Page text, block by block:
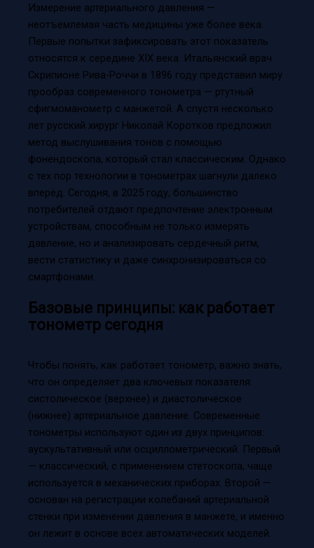
Измерение артериального давления —
неотъемлемая часть медицины уже более века.
Первые попытки зафиксировать этот показатель
относятся к середине XIX века. Итальянский врач
Скрипионе Рива-Роччи в 1896 году представил миру
прообраз современного тонометра — ртутный
сфигмоманометр с манжетой. А спустя несколько
лет русский хирург Николай Коротков предложил
метод выслушивания тонов с помощью
фонендоскопа, который стал классическим. Однако
с тех пор технологии в тонометрах шагнули далеко
вперёд. Сегодня, в 2025 году, большинство
потребителей отдают предпочтение электронным
устройствам, способным не только измерять
давление, но и анализировать сердечный ритм,
вести статистику и даже синхронизироваться со
смартфонами.
Базовые принципы: как работает
тонометр сегодня
Чтобы понять, как работает тонометр, важно знать,
что он определяет два ключевых показателя:
систолическое (верхнее) и диастолическое
(нижнее) артериальное давление. Современные
тонометры используют один из двух принципов:
аускультативный или осциллометрический. Первый
— классический, с применением стетоскопа, чаще
используется в механических приборах. Второй —
основан на регистрации колебаний артериальной
стенки при изменении давления в манжете, и именно
он лежит в основе всех автоматических моделей.